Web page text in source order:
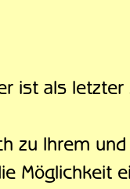
ist als
zu Ihrem
Möglichkeit